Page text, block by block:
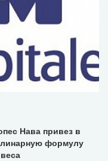
Нава привез в
формулу